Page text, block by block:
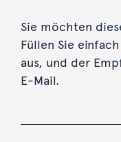
Sie möchten
Füllen Sie
aus, und der
E-Mail.